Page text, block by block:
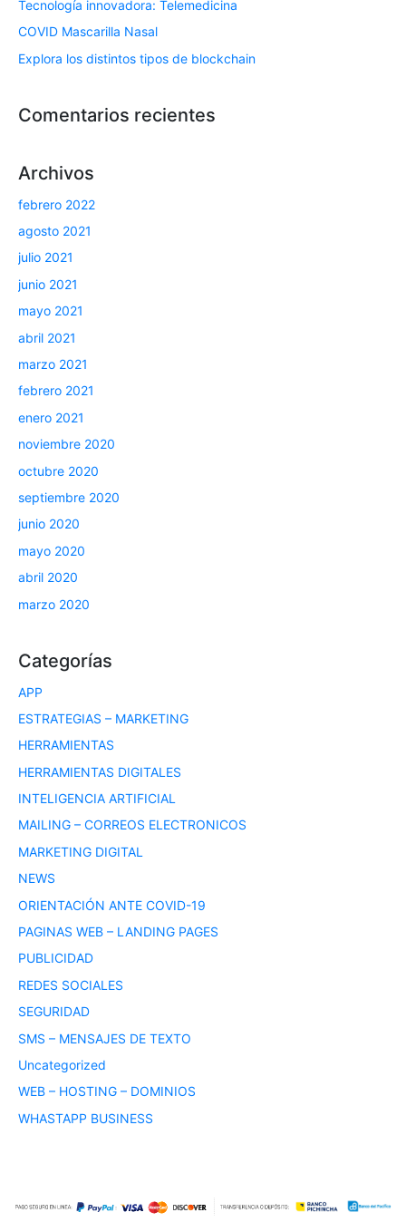
Tecnología innovadora: Telemedicina
COVID Mascarilla Nasal
Explora los distintos tipos de blockchain
Comentarios recientes
Archivos
febrero 2022
agosto 2021
julio 2021
junio 2021
mayo 2021
abril 2021
marzo 2021
febrero 2021
enero 2021
noviembre 2020
octubre 2020
septiembre 2020
junio 2020
mayo 2020
abril 2020
marzo 2020
Categorías
APP
ESTRATEGIAS – MARKETING
HERRAMIENTAS
HERRAMIENTAS DIGITALES
INTELIGENCIA ARTIFICIAL
MAILING – CORREOS ELECTRONICOS
MARKETING DIGITAL
NEWS
ORIENTACIÓN ANTE COVID-19
PAGINAS WEB – LANDING PAGES
PUBLICIDAD
REDES SOCIALES
SEGURIDAD
SMS – MENSAJES DE TEXTO
Uncategorized
WEB – HOSTING – DOMINIOS
WHASTAPP BUSINESS